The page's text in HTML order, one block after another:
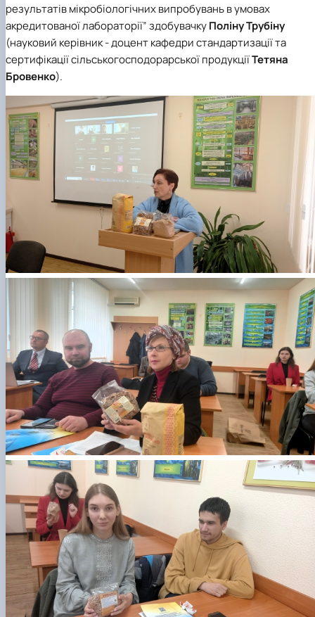
результатів мікробіологічних випробувань в умовах
акредитованої лабораторії” здобувачкуПоліну Трубіну
(науковий керівник - доцент кафедри стандартизації та
сертифікації сільськогосподорарської продукціїТетяна
Бровенко).